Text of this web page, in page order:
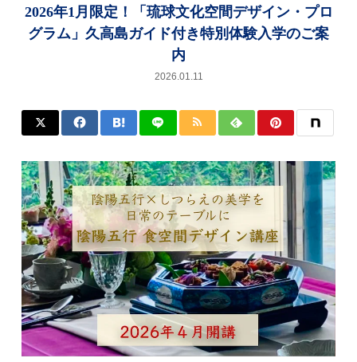
2026年1月限定！「琉球文化空間デザイン・プロ
グラム」久高島ガイド付き特別体験入学のご案
内
2026.01.11